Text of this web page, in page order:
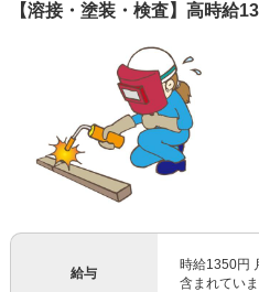
【溶接・塗装・検査】高時給
給与
時給1350円
含まれてい